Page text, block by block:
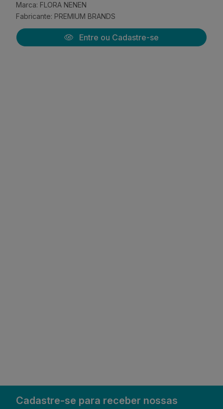
Marca: FLORA NENEN
Fabricante: PREMIUM BRANDS
Entre ou Cadastre-se
Cadastre-se para receber nossas